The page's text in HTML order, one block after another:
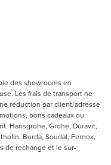
des showrooms en
Les frais de transport ne
réduction par client/adresse
bons cadeaux ou
Hansgrohe, Grohe, Duravit,
Burda, Soudal, Fernox,
de rechange et le sur-